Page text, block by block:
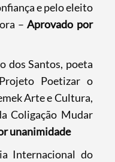
e pelo eleito
– Aprovado por
dos Santos, poeta
Poetizar o
Arte e Cultura,
Coligação Mudar
unanimidade
Internacional do